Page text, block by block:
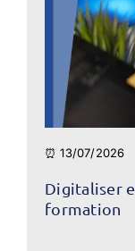
⏰ 13/07/2026
Digitaliser
formation